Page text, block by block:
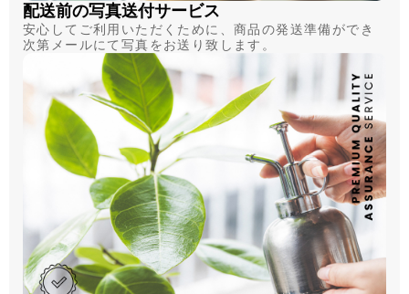
配送前の写真送付サービス
安心してご利用いただくために、商品の発送準備ができ
次第メールにて写真をお送り致します。